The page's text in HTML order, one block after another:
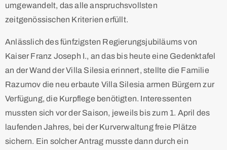
umgewandelt, das alle anspruchsvollsten
zeitgenössischen Kriterien erfüllt.
Anlässlich des fünfzigsten Regierungsjubiläums von
Kaiser Franz Joseph I., an das bis heute eine Gedenktafel
an der Wand der Villa Silesia erinnert, stellte die Familie
Razumov die neu erbaute Villa Silesia armen Bürgern zur
Verfügung, die Kurpflege benötigten. Interessenten
mussten sich vor der Saison, jeweils bis zum 1. April des
laufenden Jahres, bei der Kurverwaltung freie Plätze
sichern. Ein solcher Antrag musste dann durch ein